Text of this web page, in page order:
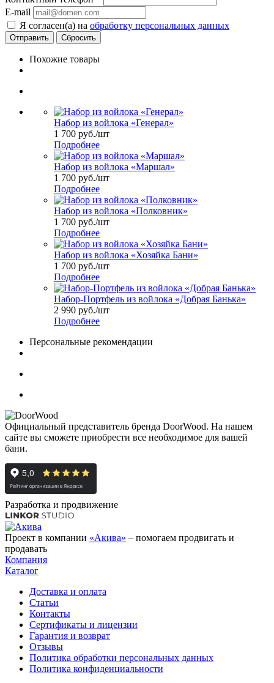
E-mail
Я согласен(а) на обработку персональных данных
Сбросить
Похожие товары
Набор из войлока «Генерал»
1 700 руб./шт
Подробнее
Набор из войлока «Маршал»
1 700 руб./шт
Подробнее
Набор из войлока «Полковник»
1 700 руб./шт
Подробнее
Набор из войлока «Хозяйка Бани»
1 700 руб./шт
Подробнее
Набор-Портфель из войлока «Добрая Банька»
2 990 руб./шт
Подробнее
Персональные рекомендации
Официальный представитель бренда DoorWood. На нашем
сайте вы сможете приобрести все необходимое для вашей
бани.
Разработка и продвижение
Проект в компании «Акива» – помогаем продвигать и
продавать
Компания
Каталог
Доставка и оплата
Статьи
Контакты
Сертификаты и лицензии
Гарантия и возврат
Отзывы
Политика обработки персональных данных
Политика конфиденциальности